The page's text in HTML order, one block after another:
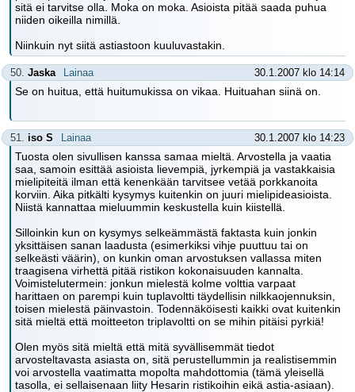
sitä ei tarvitse olla. Moka on moka. Asioista pitää saada puhua
niiden oikeilla nimillä.
Niinkuin nyt siitä astiastoon kuuluvastakin.
50. Jaska Lainaa 30.1.2007 klo 14:14
Se on huitua, että huitumukissa on vikaa. Huituahan siinä on.
51. iso S Lainaa 30.1.2007 klo 14:23
Tuosta olen sivullisen kanssa samaa mieltä. Arvostella ja vaatia
saa, samoin esittää asioista lievempiä, jyrkempiä ja vastakkaisia
mielipiteitä ilman että kenenkään tarvitsee vetää porkkanoita
korviin. Aika pitkälti kysymys kuitenkin on juuri mielipideasioista.
Niistä kannattaa mieluummin keskustella kuin kiistellä.
Silloinkin kun on kysymys selkeämmästä faktasta kuin jonkin
yksittäisen sanan laadusta (esimerkiksi vihje puuttuu tai on
selkeästi väärin), on kunkin oman arvostuksen vallassa miten
traagisena virhettä pitää ristikon kokonaisuuden kannalta.
Voimistelutermein: jonkun mielestä kolme volttia varpaat
harittaen on parempi kuin tuplavoltti täydellisin nilkkaojennuksin,
toisen mielestä päinvastoin. Todennäköisesti kaikki ovat kuitenkin
sitä mieltä että moitteeton triplavoltti on se mihin pitäisi pyrkiä!
Olen myös sitä mieltä että mitä syvällisemmät tiedot
arvosteltavasta asiasta on, sitä perustellummin ja realistisemmin
voi arvostella vaatimatta mopolta mahdottomia (tämä yleisellä
tasolla, ei sellaisenaan liity Hesarin ristikoihin eikä astia-asiaan).